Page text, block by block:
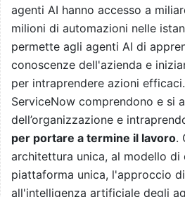
agenti AI hanno accesso a
milioni di automazioni nelle
permette agli agenti AI di
conoscenze dell'azienda e
per intraprendere azioni
ServiceNow comprendono e si
dell’organizzazione e
per portare a termine il lavoro.
architettura unica, al modello di
piattaforma unica, l'approccio
all'intelligenza artificiale degli